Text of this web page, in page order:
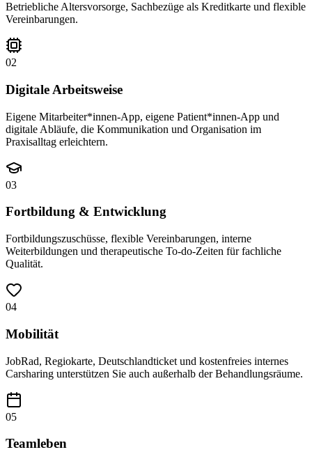
Betriebliche Altersvorsorge, Sachbezüge als Kreditkarte und flexible
Vereinbarungen.
02
Digitale Arbeitsweise
Eigene Mitarbeiter*innen-App, eigene Patient*innen-App und
digitale Abläufe, die Kommunikation und Organisation im
Praxisalltag erleichtern.
03
Fortbildung & Entwicklung
Fortbildungszuschüsse, flexible Vereinbarungen, interne
Weiterbildungen und therapeutische To-do-Zeiten für fachliche
Qualität.
04
Mobilität
JobRad, Regiokarte, Deutschlandticket und kostenfreies internes
Carsharing unterstützen Sie auch außerhalb der Behandlungsräume.
05
Teamleben